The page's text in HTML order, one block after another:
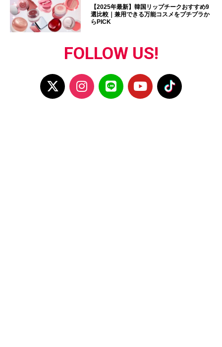
【2025年最新】韓国リップチークおすすめ9
選比較｜兼用できる万能コスメをプチプラか
らPICK
FOLLOW US!